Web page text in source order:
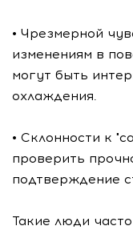
• Чрезмерной
изменениям в
могут быть
охлаждения.
• Склонности к
проверить
подтверждение
Такие люди